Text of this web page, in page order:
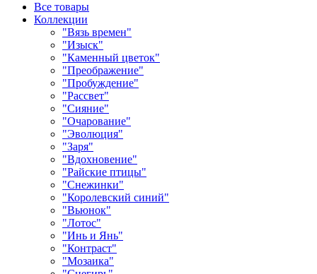
Все товары
Коллекции
"Вязь времен"
"Изыск"
"Каменный цветок"
"Преображение"
"Пробуждение"
"Рассвет"
"Сияние"
"Очарование"
"Эволюция"
"Заря"
"Вдохновение"
"Райские птицы"
"Снежинки"
"Королевский синий"
"Вьюнок"
"Лотос"
"Инь и Янь"
"Контраст"
"Мозаика"